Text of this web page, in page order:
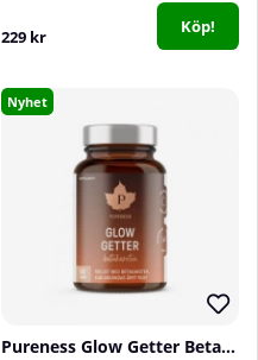
229 kr Köp!
Nyhet
Pureness Glow Getter Betakaroten, 60 caps